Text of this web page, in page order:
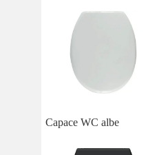
Capace WC albe